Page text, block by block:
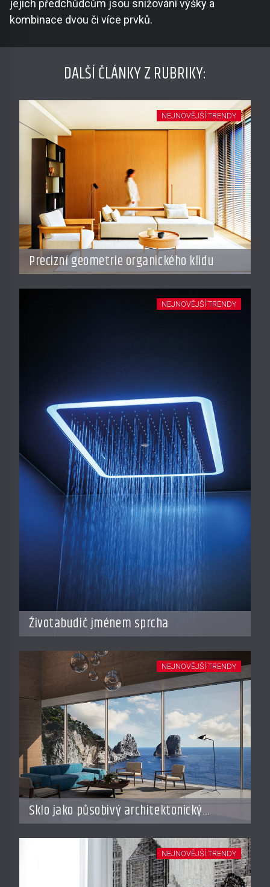
jejich předchůdcům jsou snižování výšky a
kombinace dvou či více prvků.
DALŠÍ ČLÁNKY Z RUBRIKY:
Precizní geometrie organického klidu
NEJNOVĚJŠÍ TRENDY
Životabudič jménem sprcha
NEJNOVĚJŠÍ TRENDY
Sklo jako působivý architektonický
materiál
NEJNOVĚJŠÍ TRENDY
NEJNOVĚJŠÍ TRENDY